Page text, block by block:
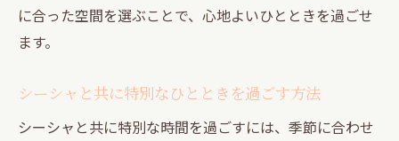
に合った空間を選ぶことで、心地よいひとときを過ごせ
ます。
シーシャと共に特別なひとときを過ごす方法
シーシャと共に特別な時間を過ごすには、季節に合わせ